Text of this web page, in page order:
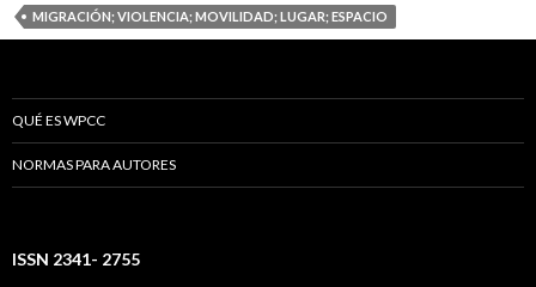
MIGRACIÓN; VIOLENCIA; MOVILIDAD; LUGAR; ESPACIO
QUÉ ES WPCC
NORMAS PARA AUTORES
ISSN 2341- 2755